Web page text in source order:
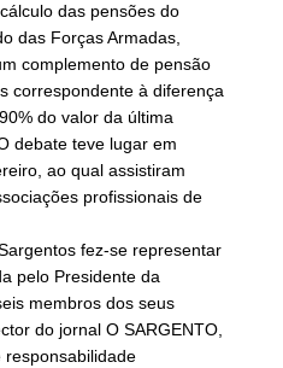
das pensões do
das Forças Armadas,
complemento de pensão
correspondente à diferença
do valor da última
debate teve lugar em
ao qual assistiram
profissionais de
fez-se representar
pelo Presidente da
membros dos seus
do jornal O SARGENTO,